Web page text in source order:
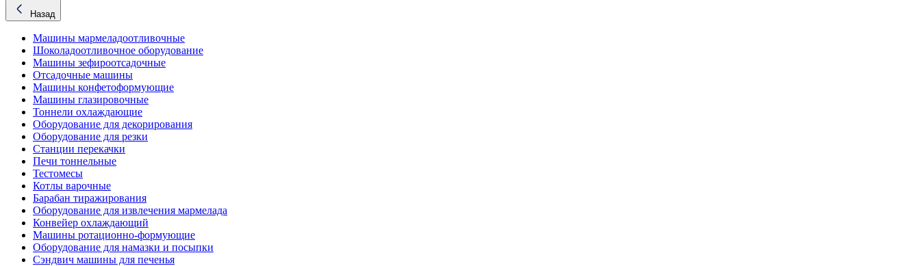
Назад
Машины мармеладоотливочные
Шоколадоотливочное оборудование
Машины зефироотсадочные
Отсадочные машины
Машины конфетоформующие
Машины глазировочные
Тоннели охлаждающие
Оборудование для декорирования
Оборудование для резки
Станции перекачки
Печи тоннельные
Тестомесы
Котлы варочные
Барабан тиражирования
Оборудование для извлечения мармелада
Конвейер охлаждающий
Машины ротационно-формующие
Оборудование для намазки и посыпки
Сэндвич машины для печенья